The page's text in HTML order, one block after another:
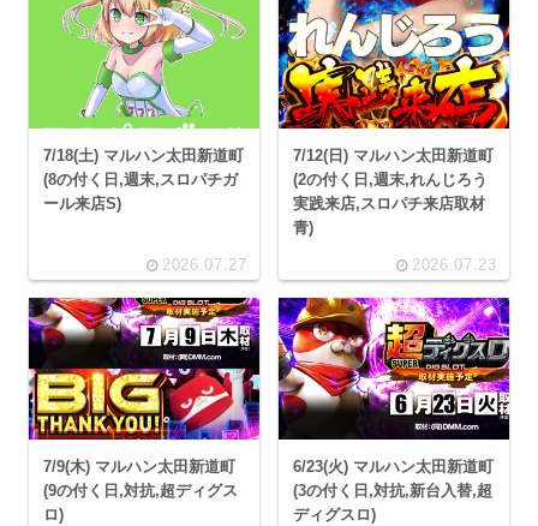
7/18(土) マルハン太田新道町
(8の付く日,週末,スロパチガ
ール来店S)
2026.07.27
7/12(日) マルハン太田新道町
(2の付く日,週末,れんじろう
実践来店,スロパチ来店取材
青)
2026.07.23
7/9(木) マルハン太田新道町
(9の付く日,対抗,超ディグス
ロ)
6/23(火) マルハン太田新道町
(3の付く日,対抗,新台入替,超
ディグスロ)